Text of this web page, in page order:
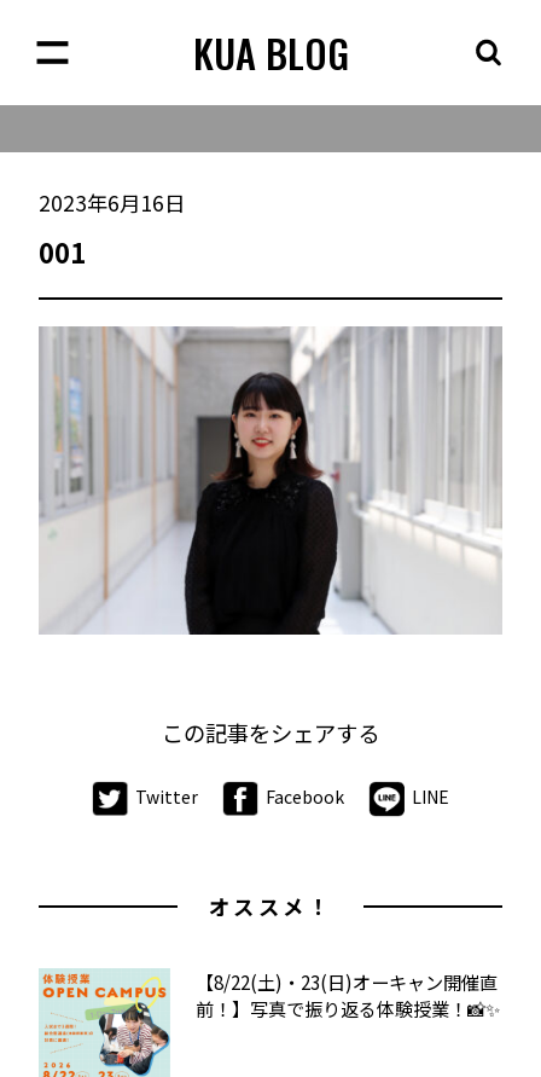
KUA BLOG
2023年6月16日
001
この記事をシェアする
Twitter Facebook LINE
オススメ！
【8/22(土)・23(日)オーキャン開催直
前！】写真で振り返る体験授業！📸✨